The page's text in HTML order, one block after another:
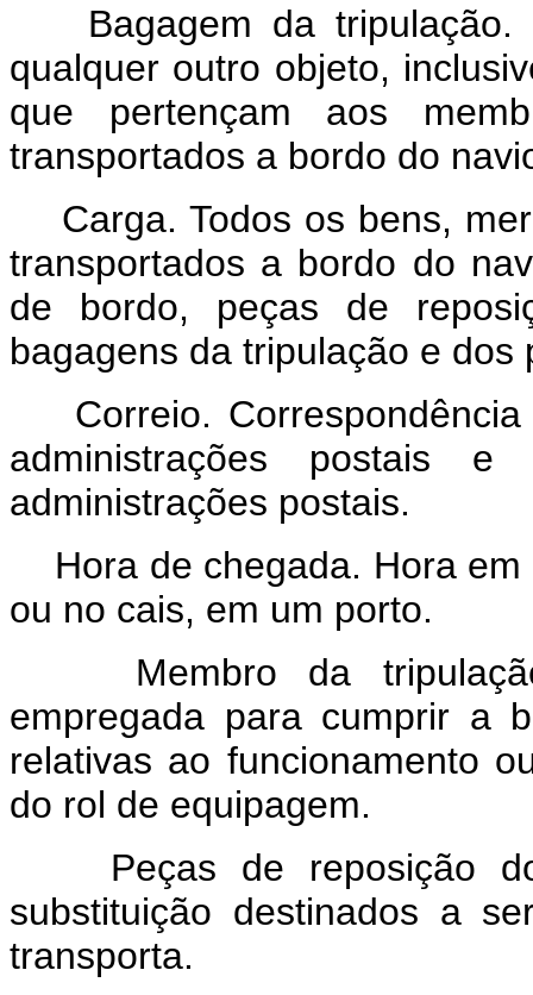
Bagagem da tripulação.
qualquer outro objeto,
que pertençam aos
transportados a bordo do
Carga. Todos os bens,
transportados a bordo do
de bordo, peças de
bagagens da tripulação e dos
Correio. Correspondência
administrações postais
administrações postais.
Hora de chegada. Hora em
ou no cais, em um porto.
Membro da tripulação.
empregada para cumprir a
relativas ao funcionamento
do rol de equipagem.
Peças de reposição do
substituição destinados a
transporta.